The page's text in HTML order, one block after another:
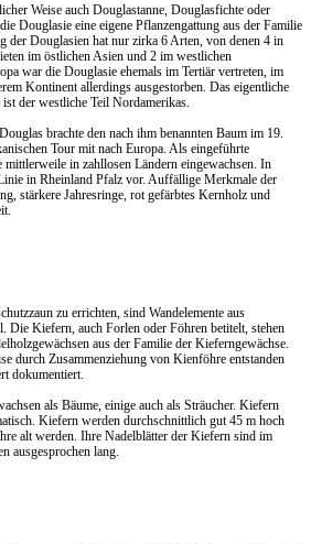
Weise auch Douglastanne, Douglasfichte oder
Douglasie eine eigene Pflanzengattung aus der Familie
der Douglasien hat nur zirka 6 Arten, von denen 4 in
im östlichen Asien und 2 im westlichen
war die Douglasie ehemals im Tertiär vertreten, im
Kontinent allerdings ausgestorben. Das eigentliche
der westliche Teil Nordamerikas.
brachte den nach ihm benannten Baum im 19.
Tour mit nach Europa. Als eingeführte
in zahllosen Ländern eingewachsen. In
in Rheinland Pfalz vor. Auffällige Merkmale der
stärkere Jahresringe, rot gefärbtes Kernholz und
zu errichten, sind Wandelemente aus
Die Kiefern, auch Forlen oder Föhren betitelt, stehen
aus der Familie der Kieferngewächse.
durch Zusammenziehung von Kienföhre entstanden
dokumentiert.
als Bäume, einige auch als Sträucher. Kiefern
Kiefern werden durchschnittlich gut 45 m hoch
alt werden. Ihre Nadelblätter der Kiefern sind im
ausgesprochen lang.